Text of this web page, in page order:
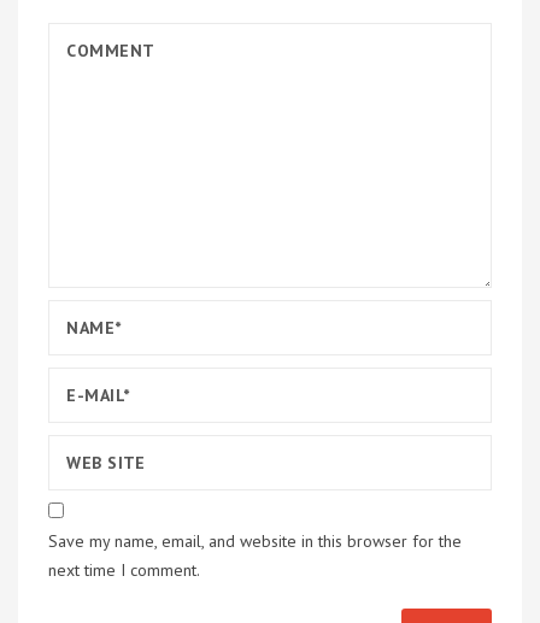
Save my name, email, and website in this browser for the
next time I comment.